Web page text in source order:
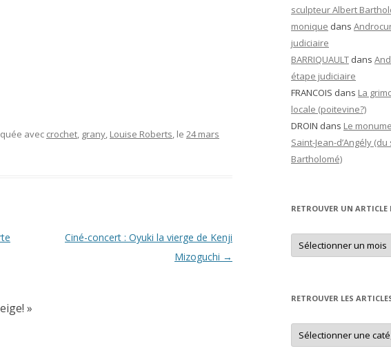
avec crochet, grany, Louise Roberts, le 24 mars
Ciné-concert : Oyuki la vierge de Kenji
Mizoguchi →
»
sculpteur Albert
monique dans
judiciaire
BARRIQUAULT dans
étape judiciaire
FRANCOIS dans La
locale (poitevine?)
DROIN dans Le
Saint-Jean-d’Angély
Bartholomé)
RETROUVER UN ARTICLE
Retrouver
un
article
RETROUVER LES
Retrouver
les
articles